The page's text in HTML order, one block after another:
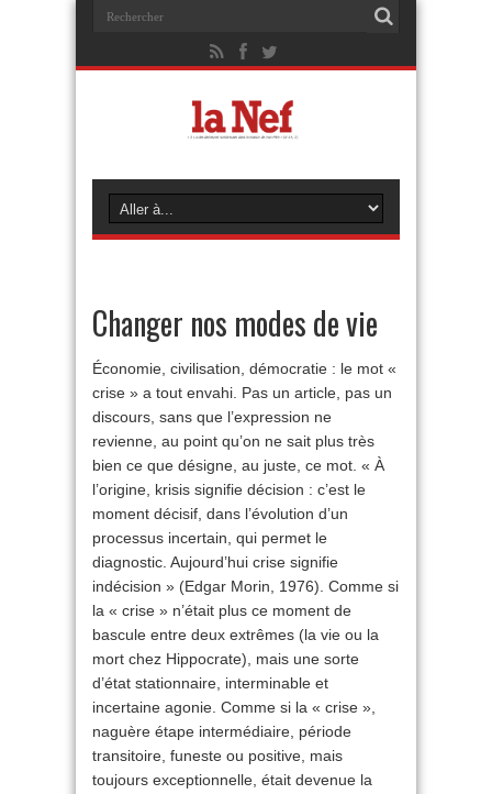
Changer nos modes de vie
Économie, civilisation, démocra­tie : le mot «
crise » a tout envahi. Pas un article, pas un
discours, sans que l’expression ne
revienne, au point qu’on ne sait plus très
bien ce que désigne, au juste, ce mot. « À
l’origine, krisis signifie décision : c’est le
moment décisif, dans l’évolution d’un
processus incertain, qui permet le
diagnostic. Aujourd’hui crise signifie
indécision » (Edgar Morin, 1976). Comme si
la « crise » n’était plus ce moment de
bascule entre deux extrêmes (la vie ou la
mort chez Hippocrate), mais une sorte
d’état stationnaire, interminable et
incertaine agonie. Comme si la « crise »,
naguère étape intermédiaire, période
transitoire, funeste ou positive, mais
toujours exceptionnelle, était devenue la